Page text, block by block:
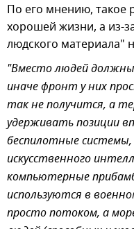
По его мнению, такое
хорошей жизни, а из-
людского материала"
"Вместо людей
иначе фронт у них
так не получится, а
удерживать позиции
беспилотные
искусственного
компьютерные
используются в
просто потоком, а